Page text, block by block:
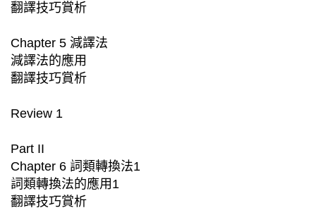
翻譯技巧賞析
Chapter 5 減譯法
減譯法的應用
翻譯技巧賞析
Review 1
Part II
Chapter 6 詞類轉換法1
詞類轉換法的應用1
翻譯技巧賞析